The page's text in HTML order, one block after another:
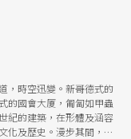
，時空迅變。新哥德式的
的國會大厦，匍匐如甲蟲
紀的建築，在形體及涵容
化及歷史。漫步其間，不